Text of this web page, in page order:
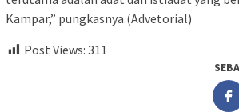
Kampar,” pungkasnya.(Advetorial)
Post Views: 311